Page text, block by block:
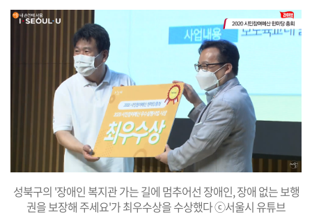
성북구의 '장애인 복지관 가는 길에 멈추어선 장애인, 장애 없는 보행
권을 보장해 주세요'가 최우수상을 수상했다 ⓒ서울시 유튜브